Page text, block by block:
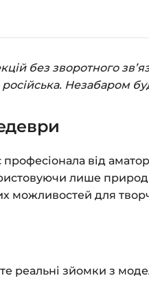
Оплатіть
до завантажень»
Додатково
Питання?Пишіть
без зворотного
Незабаром
від
лише
можливостей для
реальні зйомки з